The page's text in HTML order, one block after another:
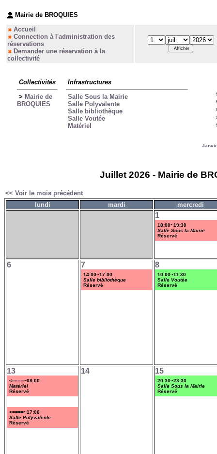
Mairie de BROQUIES
Accueil
Connection à l'administration des
réservations
Demander une réservation à la
collectivité
Collectivités
> Mairie de
BROQUIES
Infrastructures
Salle Sous la Mairie
Salle Polyvalente
Salle bibliothèque
Salle Voutée
Matériel
Juillet 2026 - Mairie de
<< Voir le mois précédent
lundi
mardi mercredi
1
18:00~19:30
Salle Sous la Mairie
Réservé
6 7
14:00~17:00
Salle bibliothèque
Réservé
8
10:00~11:30
Salle Voutée
Réservé
13
<====~08:00
Matériel
Réservé
<====~17:00
Salle Polyvalente
Réservé
14 15
20:30~23:30
Salle Sous la Mairie
Réservé